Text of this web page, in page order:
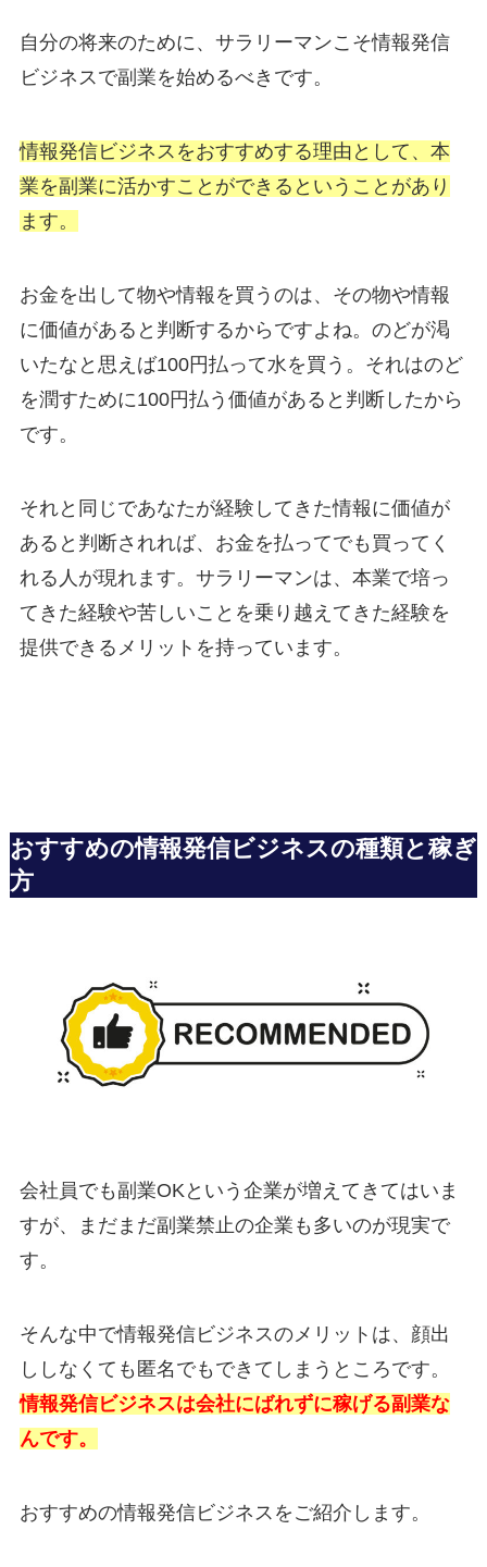
自分の将来のために、サラリーマンこそ情報発信
ビジネスで副業を始めるべきです。
情報発信ビジネスをおすすめする理由として、本
業を副業に活かすことができるということがあり
ます。
お金を出して物や情報を買うのは、その物や情報
に価値があると判断するからですよね。のどが渇
いたなと思えば100円払って水を買う。それはのど
を潤すために100円払う価値があると判断したから
です。
それと同じであなたが経験してきた情報に価値が
あると判断されれば、お金を払ってでも買ってく
れる人が現れます。サラリーマンは、本業で培っ
てきた経験や苦しいことを乗り越えてきた経験を
提供できるメリットを持っています。
おすすめの情報発信ビジネスの種類と稼ぎ
方
会社員でも副業OKという企業が増えてきてはいま
すが、まだまだ副業禁止の企業も多いのが現実で
す。
そんな中で情報発信ビジネスのメリットは、顔出
ししなくても匿名でもできてしまうところです。
情報発信ビジネスは会社にばれずに稼げる副業な
んです。
おすすめの情報発信ビジネスをご紹介します。